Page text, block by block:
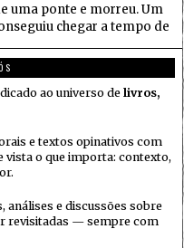
uma ponte e morreu. Um
chegar a tempo de
ao universo de livros,
e textos opinativos com
vista o que importa: contexto,
análises e discussões sobre
revisitadas — sempre com